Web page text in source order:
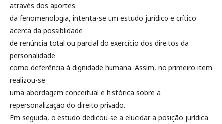
através dos aportes
da fenomenologia, intenta-se um estudo jurídico e crítico
acerca da possiblidade
de renúncia total ou parcial do exercício dos direitos da
personalidade
como deferência à dignidade humana. Assim, no primeiro item
realizou-se
uma abordagem conceitual e histórica sobre a
repersonalização do direito privado.
Em seguida, o estudo dedicou-se a elucidar a posição jurídica